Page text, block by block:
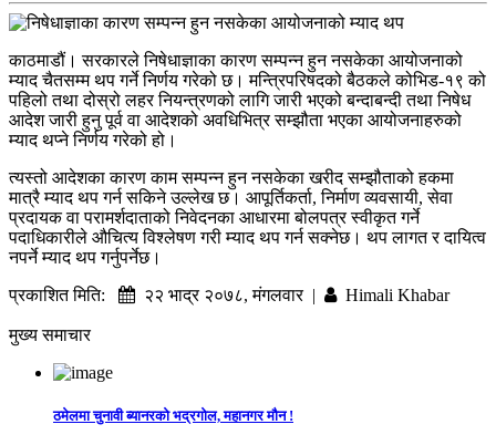
काठमाडौं। सरकारले निषेधाज्ञाका कारण सम्पन्न हुन नसकेका आयोजनाको
म्याद चैतसम्म थप गर्ने निर्णय गरेको छ। मन्त्रिपरिषदको बैठकले कोभिड-१९ को
पहिलो तथा दोस्रो लहर नियन्त्रणको लागि जारी भएको बन्दाबन्दी तथा निषेध
आदेश जारी हुनु पूर्व वा आदेशको अवधिभित्र सम्झौता भएका आयोजनाहरुको
म्याद थप्ने निर्णय गरेको हो।
त्यस्तो आदेशका कारण काम सम्पन्न हुन नसकेका खरीद सम्झौताको हकमा
मात्रै म्याद थप गर्न सकिने उल्लेख छ। आपूर्तिकर्ता, निर्माण व्यवसायी, सेवा
प्रदायक वा परामर्शदाताको निवेदनका आधारमा बोलपत्र स्वीकृत गर्ने
पदाधिकारीले औचित्य विश्लेषण गरी म्याद थप गर्न सक्नेछ। थप लागत र दायित्व
नपर्ने म्याद थप गर्नुपर्नेछ।
प्रकाशित मिति:
२२ भाद्र २०७८, मंगलवार | Himali Khabar
मुख्य समाचार
ठमेलमा चुनावी ब्यानरको भद्रगोल, महानगर मौन !